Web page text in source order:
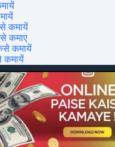
कमायें
कमाए
कमायें
कमायें